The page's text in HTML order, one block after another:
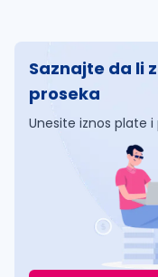
Saznajte da li
proseka
Unesite iznos plate